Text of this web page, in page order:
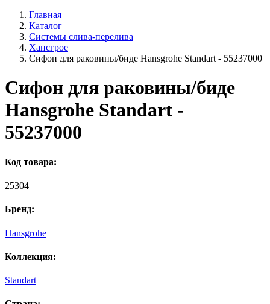
Главная
Каталог
Системы слива-перелива
Хансгрое
Сифон для раковины/биде Hansgrohe Standart - 55237000
Сифон для раковины/биде
Hansgrohe Standart -
55237000
Код товара:
25304
Бренд:
Hansgrohe
Коллекция:
Standart